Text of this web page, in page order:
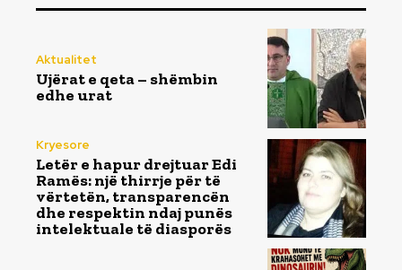
Aktualitet
Ujërat e qeta – shëmbin
edhe urat
Kryesore
Letër e hapur drejtuar Edi
Ramës: një thirrje për të
vërtetën, transparencën
dhe respektin ndaj punës
intelektuale të diasporës